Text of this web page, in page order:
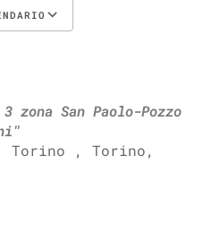
zona San Paolo-Pozzo
Torino , Torino,